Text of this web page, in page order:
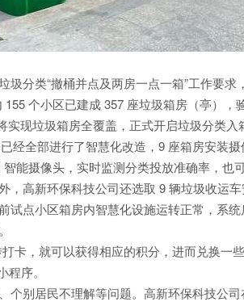
分类“撤桶并点及两房一点一箱”工作要求
个小区已建成 357 座垃圾箱房（亭），
现垃圾箱房全覆盖，正式开启垃圾分类入
全部进行了智慧化改造，9 座箱房安装摄
能摄像头，实时监测分类投放准确率，也
，高新环保科技公司还选取 9 辆垃圾收运
试点小区箱房内智慧化设施运转正常，系
，就可以获得相应的积分，进而兑换一
序。
别居民不理解等问题。高新环保科技公司